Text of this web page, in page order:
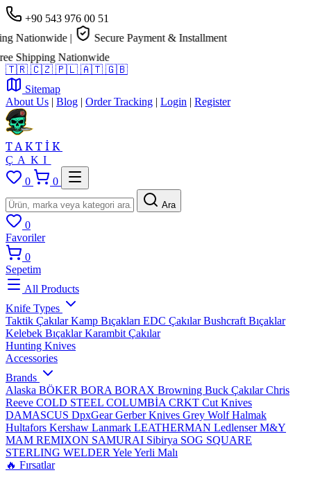
+90 543 976 00 51
|
Secure Payment & Installment
Nationwide
🇹🇷 🇨🇿 🇵🇱 🇦🇹 🇬🇧
Sitemap
About Us | Blog | Order Tracking | Login | Register
TAKTİK
ÇAKI
0
0
Ara
0
Favoriler
0
Sepetim
All Products
Knife Types
Taktik ÇakılarKamp Bıçakları EDC ÇakılarBushcraft Bıçaklar
Kelebek BıçaklarKarambit Çakılar
Hunting Knives
Accessories
Brands
Alaska BÖKER BORA BORAX Browning Buck ÇakılarChris
Reeve COLD STEEL COLUMBİA CRKT Cut Knives
DAMASCUS DpxGearGerber Knives Grey WolfHalmak
Hultafors Kershaw Lanmark LEATHERMAN LedlenserM&Y
MAM REMIXON SAMURAI Sibirya SOG SQUARE
STERLING WELDER YeleYerli Malı
🔥 Fırsatlar